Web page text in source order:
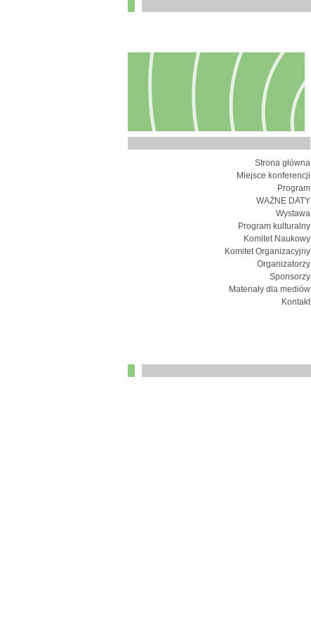
Strona główna
Miejsce konferencji
Program
WAŻNE DATY
Wystawa
Program kulturalny
Komitet Naukowy
Komitet Organizacyjny
Organizatorzy
Sponsorzy
Materiały dla mediów
Kontakt